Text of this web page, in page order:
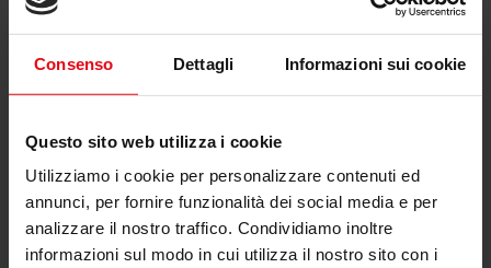
Consenso Dettagli Informazioni sui cookie
Questo sito web utilizza i cookie
Utilizziamo i cookie per personalizzare contenuti ed
annunci, per fornire funzionalità dei social media e per
analizzare il nostro traffico. Condividiamo inoltre
informazioni sul modo in cui utilizza il nostro sito con i